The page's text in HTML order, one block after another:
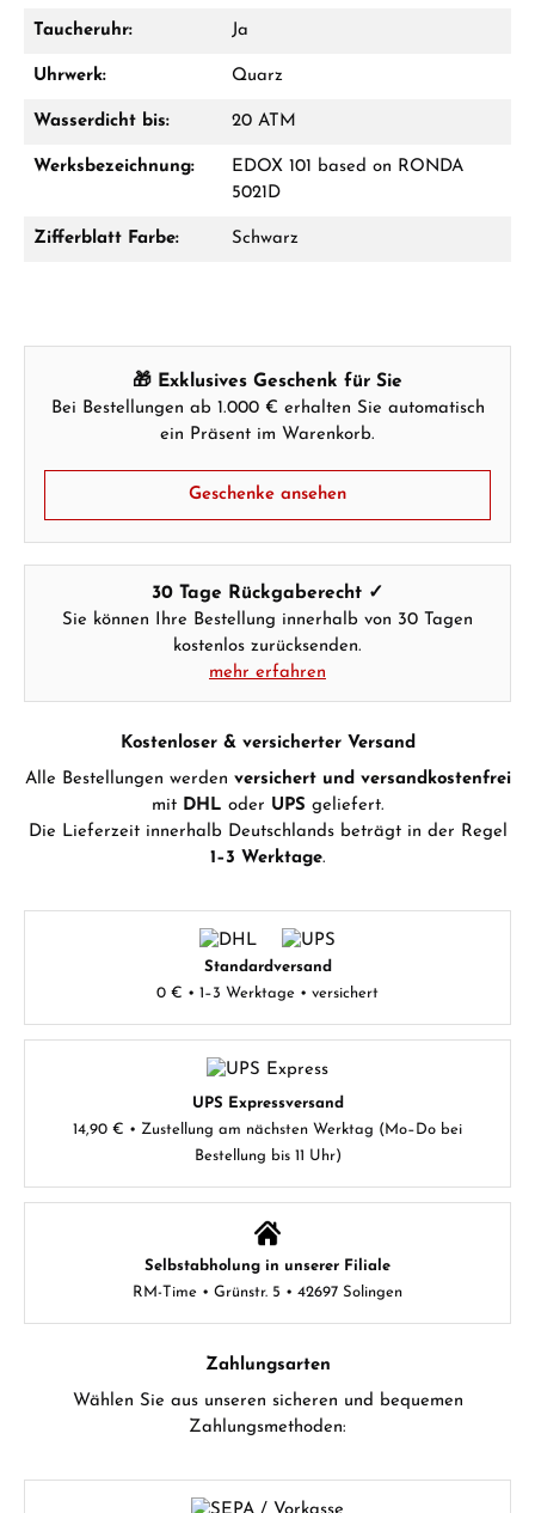
Taucheruhr: Ja
Uhrwerk: Quarz
Wasserdicht bis: 20 ATM
Werksbezeichnung:
EDOX 101 based on RONDA
5021D
Zifferblatt Farbe: Schwarz
🎁 Exklusives Geschenk für Sie
Bei Bestellungen ab 1.000 € erhalten Sie automatisch
ein Präsent im Warenkorb.
Geschenke ansehen
30 Tage Rückgaberecht ✓
Sie können Ihre Bestellung innerhalb von 30 Tagen
kostenlos zurücksenden.
mehr erfahren
Kostenloser & versicherter Versand
Alle Bestellungen werden versichert und versandkostenfrei
mit DHL oder UPS geliefert.
Die Lieferzeit innerhalb Deutschlands beträgt in der Regel
1–3 Werktage.
Standardversand
0 € • 1–3 Werktage • versichert
UPS Expressversand
14,90 € • Zustellung am nächsten Werktag (Mo–Do bei
Bestellung bis 11 Uhr)
Selbstabholung in unserer Filiale
RM-Time • Grünstr. 5 • 42697 Solingen
Zahlungsarten
Wählen Sie aus unseren sicheren und bequemen
Zahlungsmethoden: